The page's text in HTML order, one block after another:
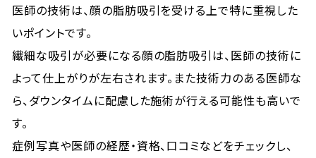
医師の技術は、顔の脂肪吸引を受ける上で特に重視した
いポイントです。
繊細な吸引が必要になる顔の脂肪吸引は、医師の技術に
よって仕上がりが左右されます。また技術力のある医師な
ら、ダウンタイムに配慮した施術が行える可能性も高いで
す。
症例写真や医師の経歴・資格、口コミなどをチェックし、